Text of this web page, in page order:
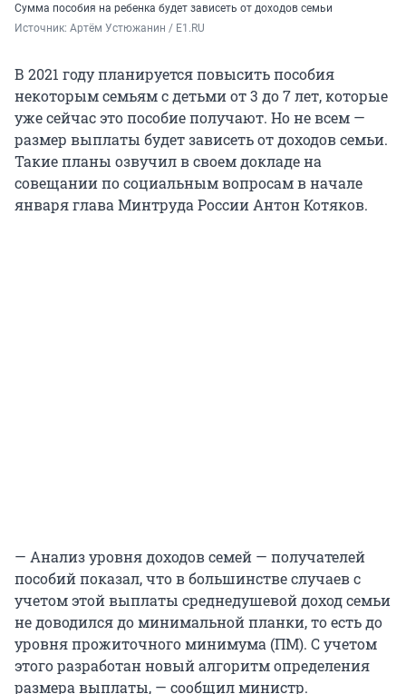
Сумма пособия на ребенка будет зависеть от доходов семьи
Источник: Артём Устюжанин / E1.RU
В 2021 году планируется повысить пособия
некоторым семьям с детьми от 3 до 7 лет, которые
уже сейчас это пособие получают. Но не всем —
размер выплаты будет зависеть от доходов семьи.
Такие планы озвучил в своем докладе на
совещании по социальным вопросам в начале
января глава Минтруда России Антон Котяков.
— Анализ уровня доходов семей — получателей
пособий показал, что в большинстве случаев с
учетом этой выплаты среднедушевой доход семьи
не доводился до минимальной планки, то есть до
уровня прожиточного минимума (ПМ). С учетом
этого разработан новый алгоритм определения
размера выплаты, — сообщил министр.